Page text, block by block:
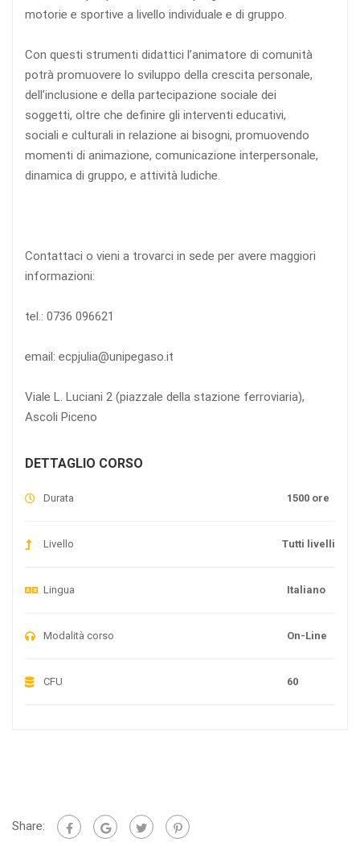
motorie e sportive a livello individuale e di gruppo.
Con questi strumenti didattici l’animatore di comunità
potrà promuovere lo sviluppo della crescita personale,
dell’inclusione e della partecipazione sociale dei
soggetti, oltre che definire gli interventi educativi,
sociali e culturali in relazione ai bisogni, promuovendo
momenti di animazione, comunicazione interpersonale,
dinamica di gruppo, e attività ludiche.
Contattaci o vieni a trovarci in sede per avere maggiori
informazioni:
tel.: 0736 096621
email: ecpjulia@unipegaso.it
Viale L. Luciani 2 (piazzale della stazione ferroviaria),
Ascoli Piceno
DETTAGLIO CORSO
Durata 1500 ore
Livello Tutti livelli
Lingua Italiano
Modalità corso On-Line
CFU 60
Share: